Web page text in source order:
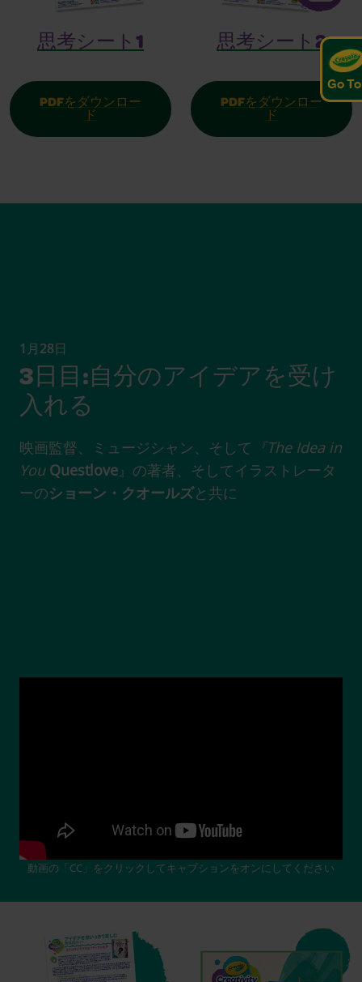
Go To
思考シート1
PDFをダウンロー
ド
思考シート2
PDFをダウンロー
ド
1月28日
3日目:自分のアイデアを受け
入れる
映画監督、ミュージシャン、そして 『The Idea in
You Questlove 』の著者、そしてイラストレータ
ーのショーン・クオールズと共に
動画の「CC」をクリックしてキャプションをオンにしてください